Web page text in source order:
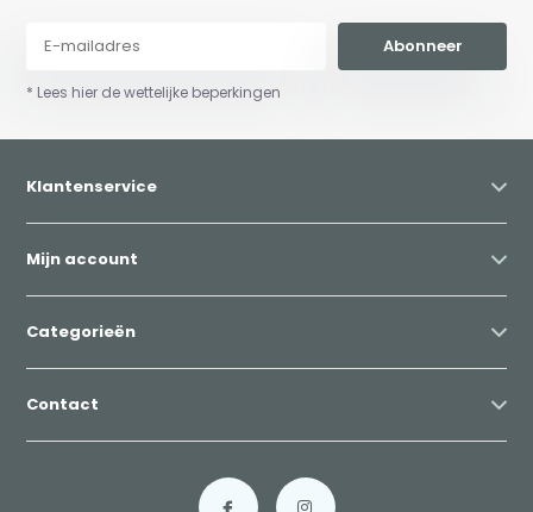
Abonneer
* Lees hier de wettelijke beperkingen
Klantenservice
Mijn account
Categorieën
Contact